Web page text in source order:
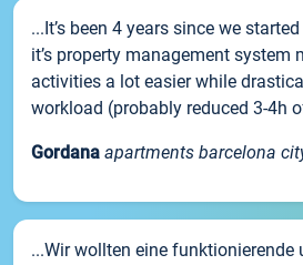
...It’s been 4 years since we
it’s property management system
activities a lot easier while
workload (probably reduced 3-4h
Gordana apartments barcelona
...Wir wollten eine funktionierende